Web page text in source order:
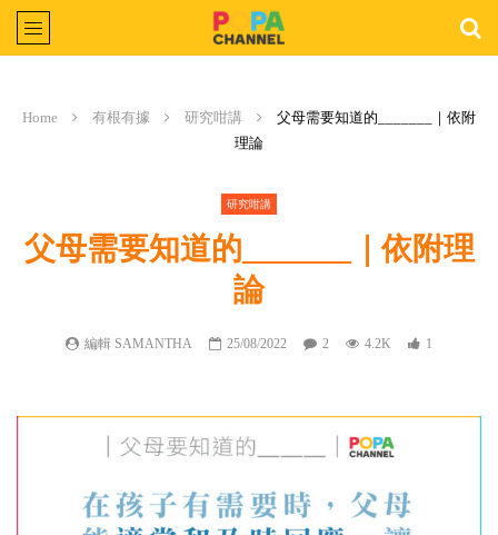
Home 有根有據 研究咁講
父母需要知道的_______｜依附
理論
研究咁講
父母需要知道的_______｜依附理
論
編輯 SAMANTHA 25/08/2022 2 4.2K 1